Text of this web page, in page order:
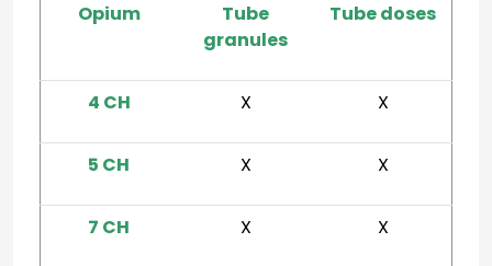
Opium
Tube
granules
Tube doses
4 CH X X
5 CH X X
7 CH X X